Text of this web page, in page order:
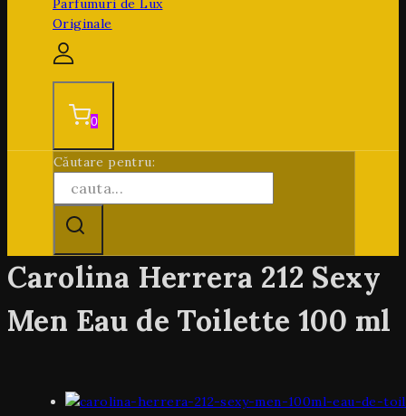
0
Căutare pentru:
Carolina Herrera 212 Sexy
Men Eau de Toilette 100 ml